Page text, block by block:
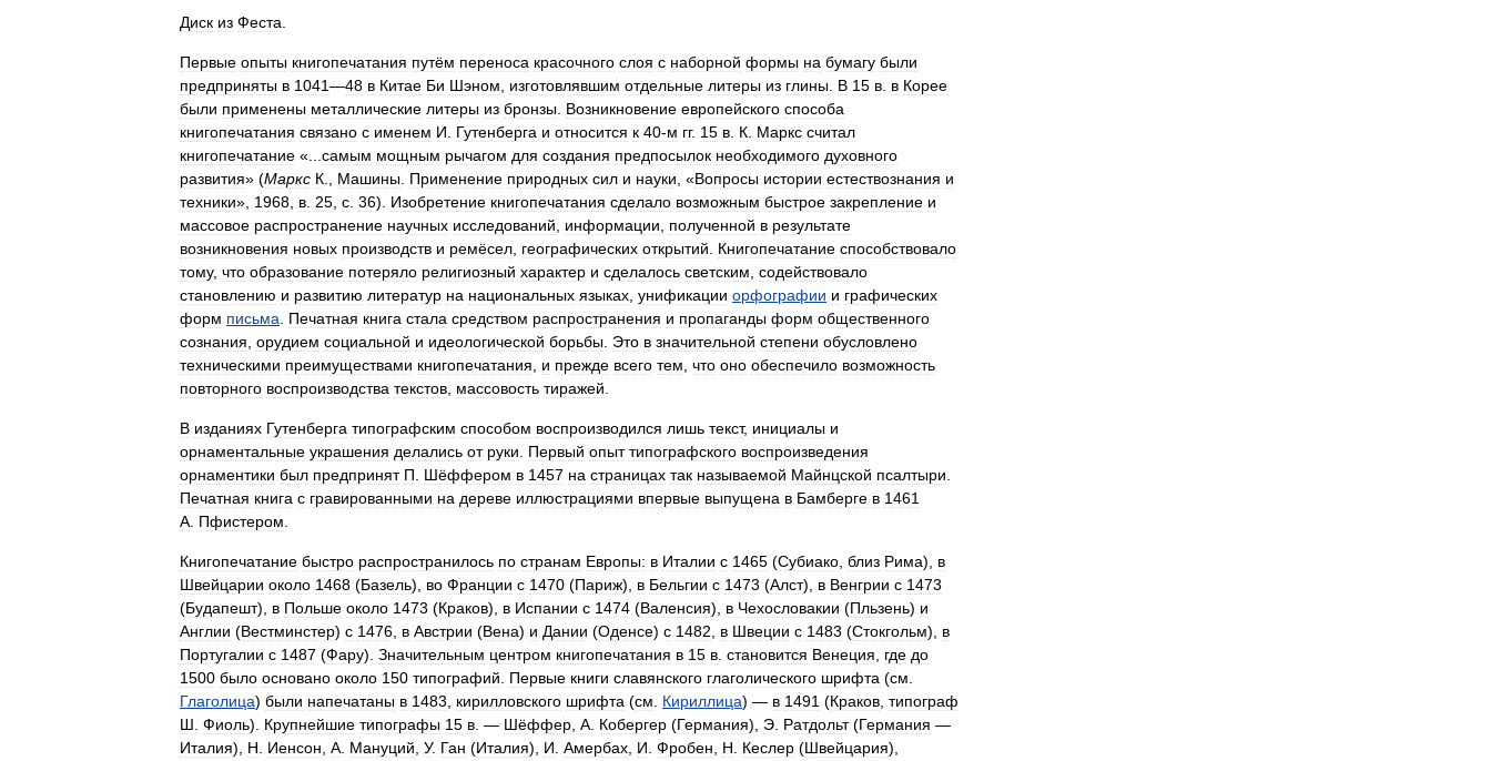
Диск из Феста
Первые опыты книгопечатания путём переноса красочного слоя с наборной формы на бумагу были
предприняты в 1041—48 в Китае Би Шэном изготовлявшим отдельные литеры из глины В 15 в в Корее
были применены металлические литеры из бронзы Возникновение европейского способа
книгопечатания связано с именем И Гутенберга и относится к 40‑м гг. 15 в К Маркс считал
книгопечатание «... самым мощным рычагом для создания предпосылок необходимого духовного
развития» (Маркс К Машины Применение природных сил и науки , «Вопросы истории естествознания и
техники», 1968 в 25 с 36). Изобретение книгопечатания сделало возможным быстрое закрепление и
массовое распространение научных исследований информации полученной в результате
возникновения новых производств и ремёсел географических открытий Книгопечатание способствовало
тому, что образование потеряло религиозный характер и сделалось светским содействовало
становлению и развитию литератур на национальных языках унификации орфографии и графических
форм письма Печатная книга стала средством распространения и пропаганды форм общественного
сознания орудием социальной и идеологической борьбы Это в значительной степени обусловлено
техническими преимуществами книгопечатания и прежде всего тем что оно обеспечило возможность
повторного воспроизводства текстов массовость тиражей
В изданиях Гутенберга типографским способом воспроизводился лишь текст, инициалы и
орнаментальные украшения делались от руки Первый опыт типографского воспроизведения
орнаментики был предпринят П Шёффером в 1457 на страницах так называемой Майнцской псалтыри
Печатная книга с гравированными на дереве иллюстрациями впервые выпущена в Бамберге в 1461
А Пфистером
Книгопечатание быстро распространилось по странам Европы: в Италии с 1465 (Субиако близ Рима), в
Швейцарии около 1468 (Базель), во Франции с 1470 (Париж), в Бельгии с 1473 (Алст), в Венгрии с 1473
(Будапешт), в Польше около 1473 (Краков), в Испании с 1474 (Валенсия), в Чехословакии (Пльзень) и
Англии (Вестминстер) с 1476 в Австрии (Вена) и Дании (Оденсе) с 1482 в Швеции с 1483 (Стокгольм), в
Португалии с 1487 (Фару). Значительным центром книгопечатания в 15 в становится Венеция где до
1500 было основано около 150 типографий Первые книги славянского глаголического шрифта (см
Глаголица) были напечатаны в 1483 кирилловского шрифта (см Кириллица) — в 1491 (Краков типограф
Ш Фиоль). Крупнейшие типографы 15 в . — Шёффер А Кобергер (Германия), Э Ратдольт(Германия —
Италия), Н Иенсон А Мануций У. Ган (Италия), И Амербах И Фробен Н Кеслер (Швейцария),